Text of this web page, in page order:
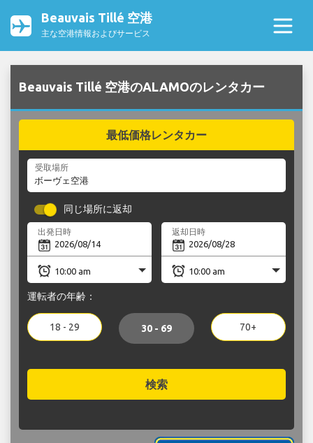
Beauvais Tillé 空港
主な空港情報およびサービス
Beauvais Tillé 空港のALAMOのレンタカー
最低価格レンタカー
受取場所
同じ場所に返却
出発日時 返却日時
運転者の年齢：
18 - 29 30 - 69 70+
検索